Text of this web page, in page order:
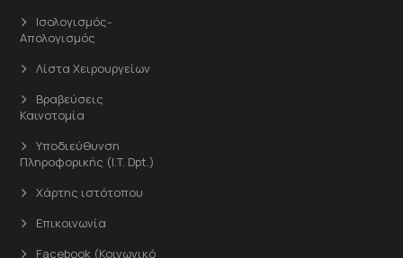
Ισολογισμός-
Απολογισμός
Λίστα Χειρουργείων
Βραβεύσεις
Καινοτομία
Υποδιεύθυνση
Πληροφορικής (I.T. Dpt.)
Χάρτης ιστότοπου
Επικοινωνία
Facebook (Κοινωνικό